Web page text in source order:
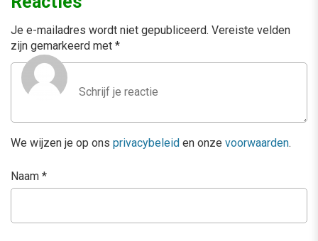
Je e-mailadres wordt niet gepubliceerd. Vereiste velden
zijn gemarkeerd met *
We wijzen je op ons privacybeleid en onze voorwaarden.
Naam *